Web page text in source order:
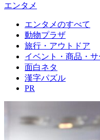
エンタメ
エンタメのすべて
動物プラザ
旅行・アウトドア
イベント・商品・サ
面白ネタ
漢字パズル
PR